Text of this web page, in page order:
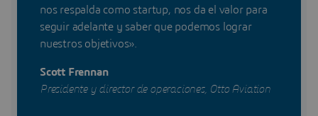
nos respalda como startup, nos da el valor para
seguir adelante y saber que podemos lograr
nuestros objetivos».
Scott Frennan
Presidente y director de operaciones, Otto Aviation